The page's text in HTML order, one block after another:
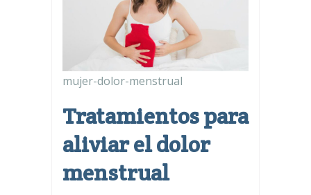
mujer-dolor-menstrual
Tratamientos para
aliviar el dolor
menstrual